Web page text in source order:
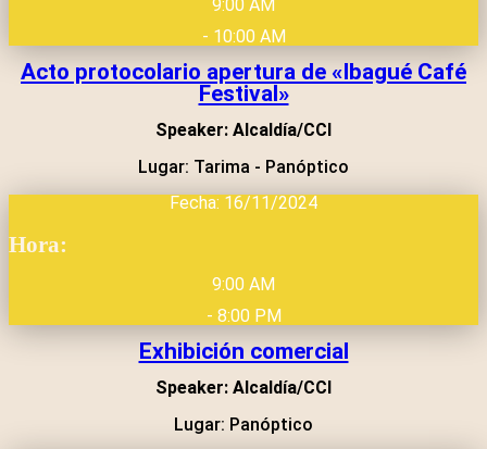
9:00 AM
- 10:00 AM
Acto protocolario apertura de «Ibagué Café
Festival»
Speaker: Alcaldía/CCI
Lugar: Tarima - Panóptico
Fecha: 16/11/2024
Hora:
9:00 AM
- 8:00 PM
Exhibición comercial
Speaker: Alcaldía/CCI
Lugar: Panóptico